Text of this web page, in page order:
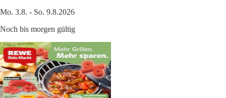
Mo. 3.8. - So. 9.8.2026
Noch bis morgen gültig